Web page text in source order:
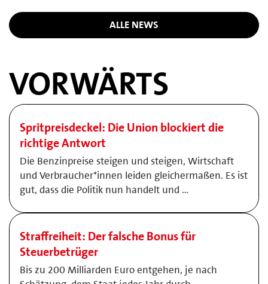
ALLE NEWS
VORWÄRTS
Spritpreisdeckel: Die Union blockiert die
richtige Antwort
Die Benzinpreise steigen und steigen, Wirtschaft
und Verbraucher*innen leiden gleichermaßen. Es ist
gut, dass die Politik nun handelt und …
Straffreiheit: Der falsche Bonus für
Steuerbetrüger
Bis zu 200 Milliarden Euro entgehen, je nach